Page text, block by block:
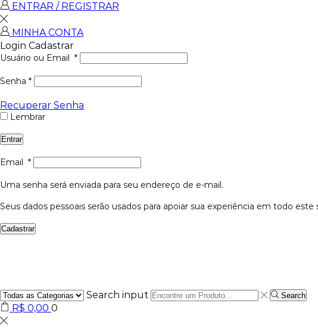
ENTRAR / REGISTRAR
MINHA CONTA
Login Cadastrar
Usuário ou Email *
Senha *
Recuperar Senha
Lembrar
Entrar
Email *
Uma senha será enviada para seu endereço de e-mail.
Seus dados pessoais serão usados para apoiar sua experiência em todo
Cadastrar
Search input Search
R$ 0,00 0